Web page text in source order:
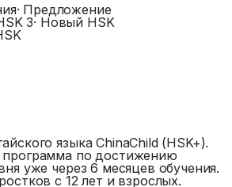
· Предложение
3· Новый HSK
языка ChinaChild (HSK+).
программа по достижению
уже через 6 месяцев обучения.
с 12 лет и взрослых.